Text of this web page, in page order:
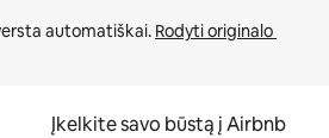
automatiškai. Rodyti originalo
Įkelkite savo būstą į Airbnb